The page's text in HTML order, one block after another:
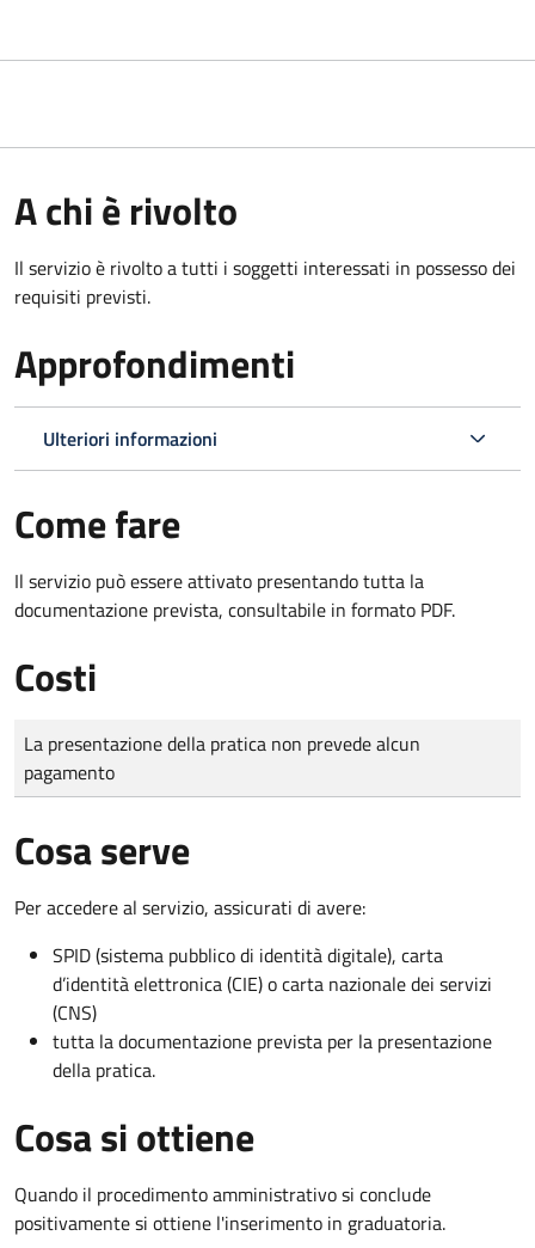
A chi è rivolto
Il servizio è rivolto a tutti i soggetti interessati in possesso dei
requisiti previsti.
Approfondimenti
Ulteriori informazioni
Come fare
Il servizio può essere attivato presentando tutta la
documentazione prevista, consultabile in formato PDF.
Costi
Tipo di pagamento
Importo
La presentazione della pratica non prevede alcun
pagamento
Cosa serve
Per accedere al servizio, assicurati di avere:
SPID (sistema pubblico di identità digitale), carta
d’identità elettronica (CIE) o carta nazionale dei servizi
(CNS)
tutta la documentazione prevista per la presentazione
della pratica.
Cosa si ottiene
Quando il procedimento amministrativo si conclude
positivamente si ottiene l'inserimento in graduatoria.